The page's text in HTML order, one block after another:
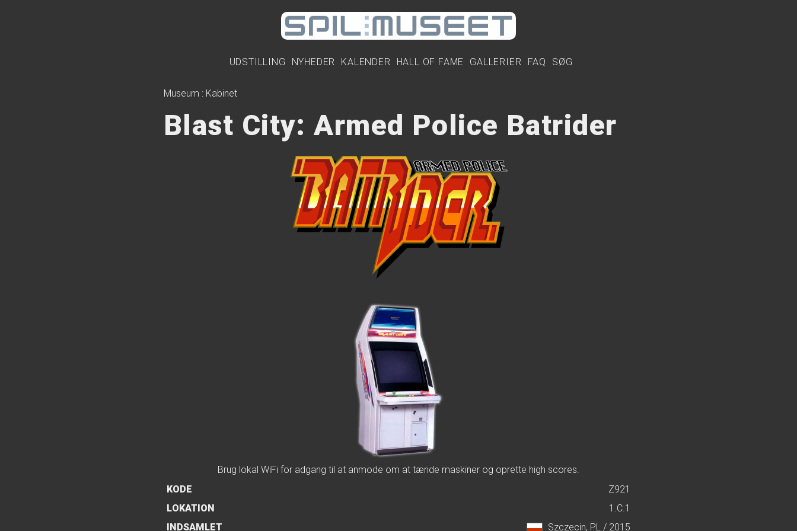
UDSTILLING NYHEDER KALENDER HALL OF FAME GALLERIER FAQ SØG
Museum : Kabinet
Blast City: Armed Police Batrider
Brug lokal WiFi for adgang til at anmode om at tænde maskiner og oprette high scores.
KODE
Z921
LOKATION
1.C.1
INDSAMLET
Szczecin, PL / 2015